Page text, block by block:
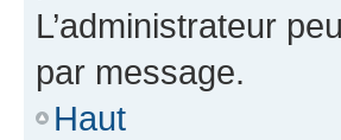
L’administrateur
par message.
Haut